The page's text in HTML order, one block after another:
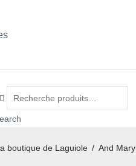
boutique de Laguiole / And Mary